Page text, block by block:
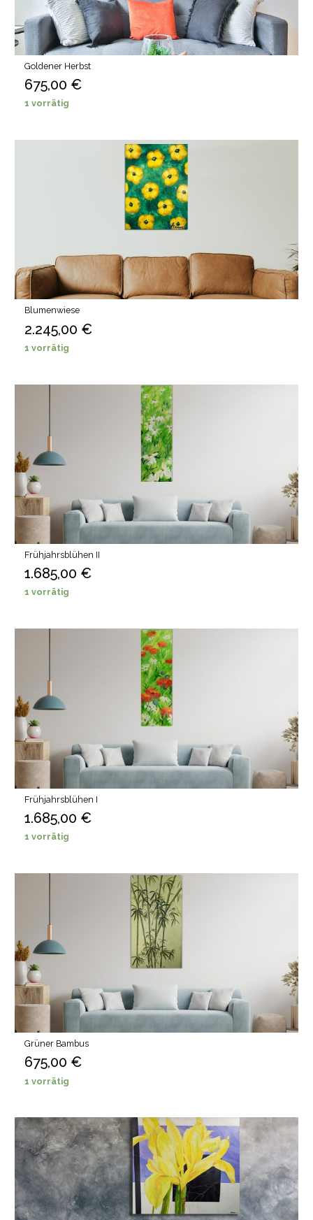
Goldener Herbst
675,00 €
1 vorrätig
Blumenwiese
2.245,00 €
1 vorrätig
Frühjahrsblühen II
1.685,00 €
1 vorrätig
Frühjahrsblühen I
1.685,00 €
1 vorrätig
Grüner Bambus
675,00 €
1 vorrätig